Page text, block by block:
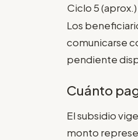
Ciclo 5 (aprox.)
Los
comunicarse
pendiente
Cuánto
El subsidio
monto